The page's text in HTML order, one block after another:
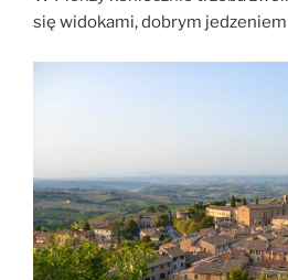
się widokami, dobrym jedzeniem